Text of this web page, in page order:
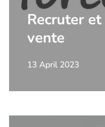
Recruter
vente
13 April 2023